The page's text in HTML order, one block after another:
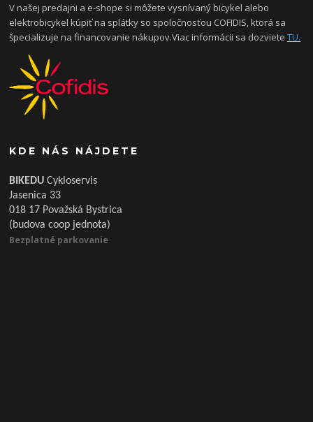
V našej predajni a e-shope si môžete vysnívaný bicykel alebo
elektrobicykel kúpiť na splátky so spoločnosťou COFIDIS, ktorá sa
špecializuje na financovanie nákupov.Viac informácii sa dozvieteTU.
KDE NÁS NÁJDETE
BIKEDUCykloservis
Jasenica 33
018 17 Považská Bystrica
(budova coop jednota)
Bezplatné parkovanie